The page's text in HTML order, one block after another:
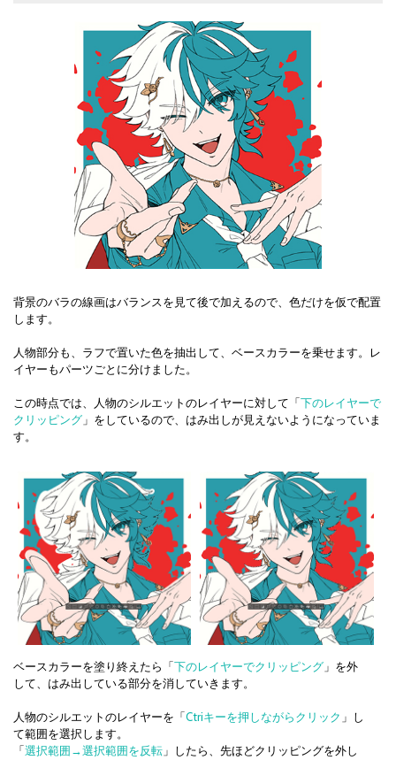
背景のバラの線画はバランスを見て後で加えるので、色だけを仮で配置
します。
人物部分も、ラフで置いた色を抽出して、ベースカラーを乗せます。レ
イヤーもパーツごとに分けました。
この時点では、人物のシルエットのレイヤーに対して「下のレイヤーで
クリッピング 」をしているので、はみ出しが見えないようになっていま
す。
ベースカラーを塗り終えたら「下のレイヤーでクリッピング 」を外
して、はみ出している部分を消していきます。
人物のシルエットのレイヤーを「Ctriキーを押しながらクリック 」し
て範囲を選択します。
「選択範囲→選択範囲を反転 」したら、先ほどクリッピングを外し